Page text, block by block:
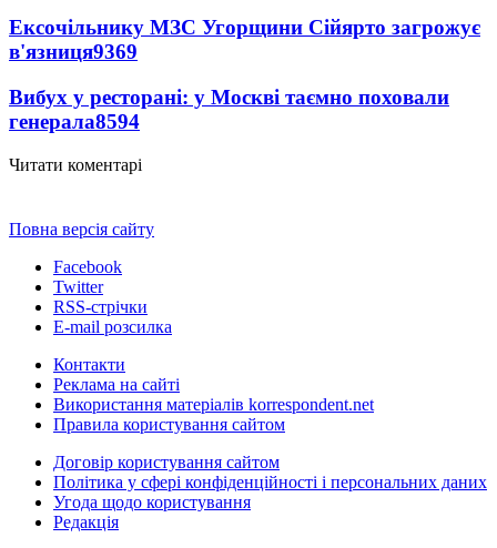
Ексочільнику МЗС Угорщини Сійярто загрожує
в'язниця9369
Вибух у ресторані: у Москві таємно поховали
генерала8594
Читати коментарі
Повна версія сайту
Facebook
Twitter
RSS-стрічки
E-mail розсилка
Контакти
Реклама на сайті
Використання матеріалів korrespondent.net
Правила користування сайтом
Договір користування сайтом
Політика у сфері конфіденційності і персональних даних
Угода щодо користування
Редакція